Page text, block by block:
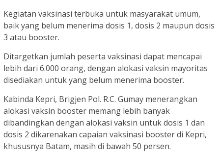
Kegiatan vaksinasi terbuka untuk masyarakat umum,
baik yang belum menerima dosis 1, dosis 2 maupun dosis
3 atau booster.
Ditargetkan jumlah peserta vaksinasi dapat mencapai
lebih dari 6.000 orang, dengan alokasi vaksin mayoritas
disediakan untuk yang belum menerima booster.
Kabinda Kepri, Brigjen Pol. R.C. Gumay menerangkan
alokasi vaksin booster memang lebih banyak
dibandingkan dengan alokasi vaksin untuk dosis 1 dan
dosis 2 dikarenakan capaian vaksinasi booster di Kepri,
khususnya Batam, masih di bawah 50 persen.